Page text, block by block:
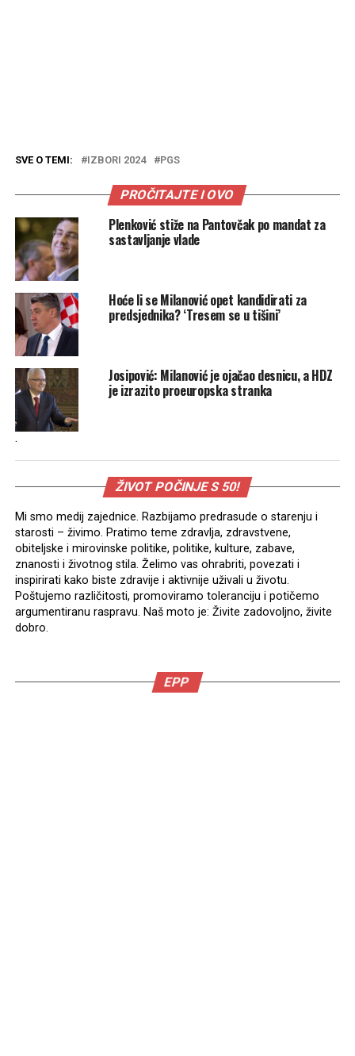
SVE O TEMI: IZBORI 2024 PGS
PROČITAJTE I OVO
Plenković stiže na Pantovčak po mandat za
sastavljanje vlade
Hoće li se Milanović opet kandidirati za
predsjednika? ‘Tresem se u tišini’
Josipović: Milanović je ojačao desnicu, a HDZ
je izrazito proeuropska stranka
.
ŽIVOT POČINJE S 50!
Mi smo medij zajednice. Razbijamo predrasude o starenju i
starosti – živimo. Pratimo teme zdravlja, zdravstvene,
obiteljske i mirovinske politike, politike, kulture, zabave,
znanosti i životnog stila. Želimo vas ohrabriti, povezati i
inspirirati kako biste zdravije i aktivnije uživali u životu.
Poštujemo različitosti, promoviramo toleranciju i potičemo
argumentiranu raspravu. Naš moto je: Živite zadovoljno, živite
dobro.
EPP